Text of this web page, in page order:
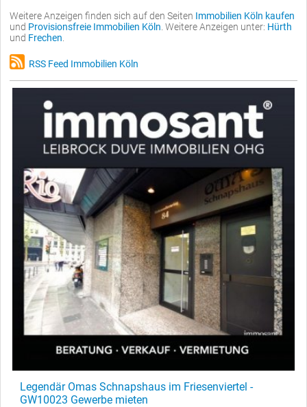
Weitere Anzeigen finden sich auf den Seiten Immobilien Köln kaufen
und Provisionsfreie Immobilien Köln . Weitere Anzeigen unter: Hürth
und Frechen
RSS Feed Immobilien Köln
Legendär Omas Schnapshaus im Friesenviertel -
GW10023 Gewerbe mieten